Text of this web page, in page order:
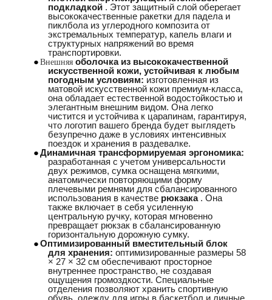
подкладкой . Этот защитный слой оберегает
высококачественные ракетки для падела и
пиклбола из углеродного композита от
экстремальных температур, капель влаги и
структурных напряжений во время
транспортировки.
● Внешняяоболочка из высококачественной
искусственной кожи, устойчивая к любым
погодным условиям: изготовленная из
матовой искусственной кожи премиум-класса,
она обладает естественной водостойкостью и
элегантным внешним видом. Она легко
чистится и устойчива к царапинам, гарантируя,
что логотип вашего бренда будет выглядеть
безупречно даже в условиях интенсивных
поездок и хранения в раздевалке.
● Динамичная трансформируемая эргономика:
разработанная с учетом универсальности
двух режимов, сумка оснащена мягкими,
анатомически повторяющими форму
плечевыми ремнями для сбалансированного
использования в качестве рюкзака . Она
также включает в себя усиленную
центральную ручку, которая мгновенно
превращает рюкзак в сбалансированную
горизонтальную дорожную сумку.
● Оптимизированный вместительный блок
для хранения: оптимизированные размеры 58
× 27 × 32 см обеспечивают просторное
внутреннее пространство, не создавая
ощущения громоздкости. Специальные
отделения позволяют хранить спортивную